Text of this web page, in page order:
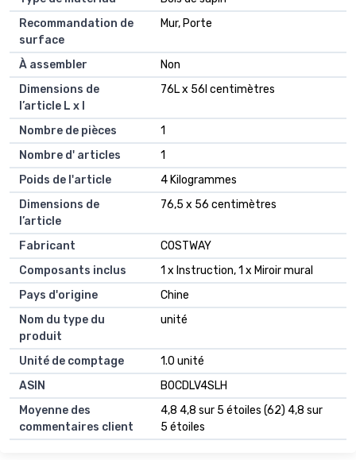
Recommandation de
surface
Mur, Porte
À assembler
Non
Dimensions de
l’article L x l
76L x 56l centimètres
Nombre de pièces
1
Nombre d' articles
1
Poids de l'article
4 Kilogrammes
Dimensions de
l’article
76,5 x 56 centimètres
Fabricant
COSTWAY
Composants inclus
1 x Instruction, 1 x Miroir mural
Pays d'origine
Chine
Nom du type du
produit
unité
Unité de comptage
1.0 unité
ASIN
B0CDLV4SLH
Moyenne des
commentaires client
4,8 4,8 sur 5 étoiles (62) 4,8 sur
5 étoiles